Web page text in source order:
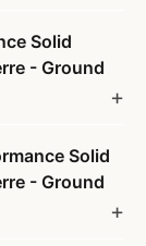
Solid
- Ground
Solid
- Ground